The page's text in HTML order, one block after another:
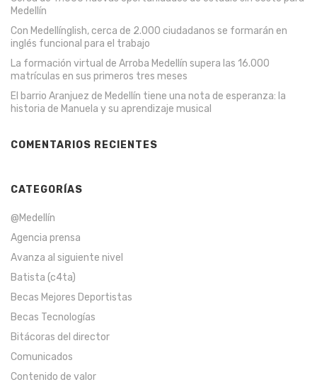
Medellín
Con Medellínglish, cerca de 2.000 ciudadanos se formarán en
inglés funcional para el trabajo
La formación virtual de Arroba Medellín supera las 16.000
matrículas en sus primeros tres meses
El barrio Aranjuez de Medellín tiene una nota de esperanza: la
historia de Manuela y su aprendizaje musical
COMENTARIOS RECIENTES
CATEGORÍAS
@Medellín
Agencia prensa
Avanza al siguiente nivel
Batista (c4ta)
Becas Mejores Deportistas
Becas Tecnologías
Bitácoras del director
Comunicados
Contenido de valor